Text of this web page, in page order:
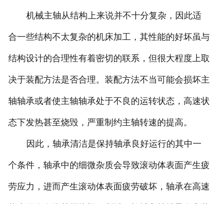
机械主轴从结构上来说并不十分复杂，因此适
合一些结构不太复杂的机床加工，其性能的好坏虽与
结构设计的合理性有着密切的联系，但很大程度上取
决于装配方法是否合理。装配方法不当可能会损坏主
轴轴承或者使主轴轴承处于不良的运转状态，高速状
态下发热甚至烧毁，严重制约主轴转速的提高。
因此，轴承清洁是保持轴承良好运行的其中一
个条件，轴承中的细微杂质会导致滚动体表面产生疲
劳应力，进而产生滚动体表面疲劳破坏，轴承在高速